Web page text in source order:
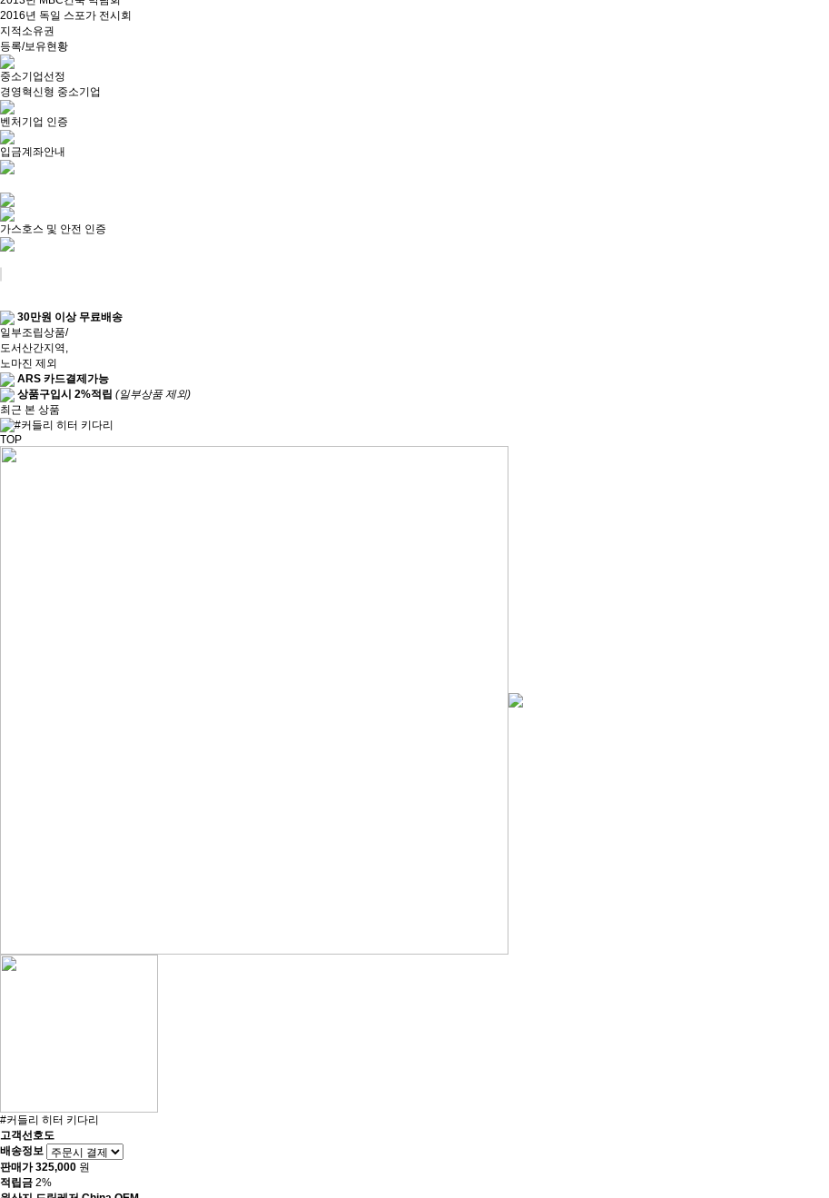
2016년 독일 스포가 전시회
지적소유권
등록/보유현황
중소기업선정
경영혁신형 중소기업
벤처기업 인증
입금계좌안내
가스호스 및 안전 인증
30만원 이상 무료배송
일부조립상품/
도서산간지역,
노마진 제외
ARS 카드결제가능
상품구입시 2%적립 (일부상품 제외)
최근 본 상품
TOP
#커들리 히터 키다리
고객선호도
배송정보
판매가 325,000 원
적립금 2%